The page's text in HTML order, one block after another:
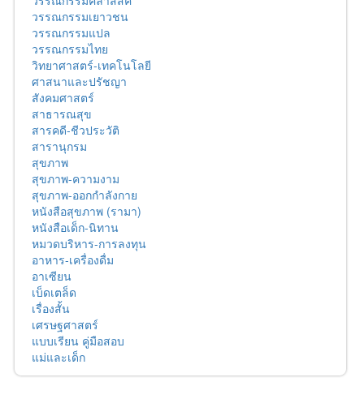
วรรณกรรมเยาวชน
วรรณกรรมแปล
วรรณกรรมไทย
วิทยาศาสตร์-เทคโนโลยี
ศาสนาและปรัชญา
สังคมศาสตร์
สาธารณสุข
สารคดี-ชีวประวัติ
สารานุกรม
สุขภาพ
สุขภาพ-ความงาม
สุขภาพ-ออกกำลังกาย
หนังสือสุขภาพ (รามา)
หนังสือเด็ก-นิทาน
หมวดบริหาร-การลงทุน
อาหาร-เครื่องดื่ม
อาเซียน
เบ็ดเตล็ด
เรื่องสั้น
เศรษฐศาสตร์
แบบเรียน คู่มือสอบ
แม่และเด็ก